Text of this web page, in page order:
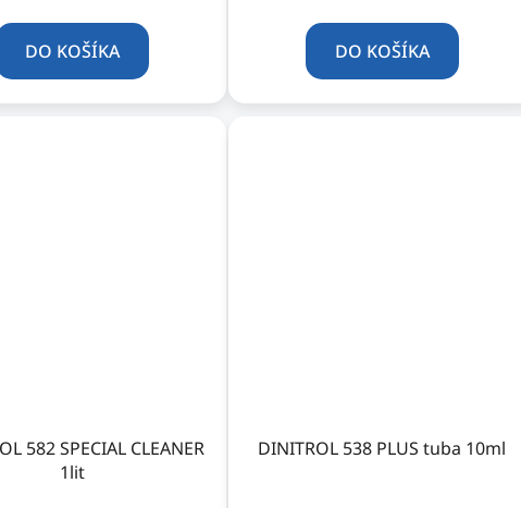
DO KOŠÍKA DO KOŠÍKA
582 SPECIAL CLEANER
1lit
DINITROL 538 PLUS tuba 10ml